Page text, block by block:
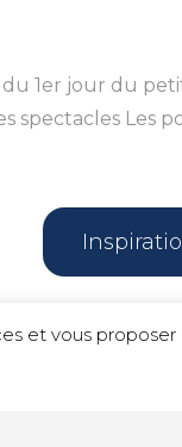
du 1er jour du
spectacles Les
et vous